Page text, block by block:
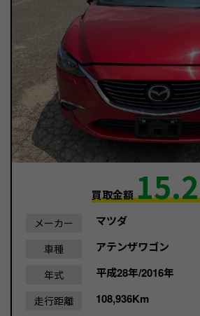
買取金額15.2
メーカー マツダ
車種 アテンザワゴン
年式 平成28年/2016年
走行距離 108,936Km